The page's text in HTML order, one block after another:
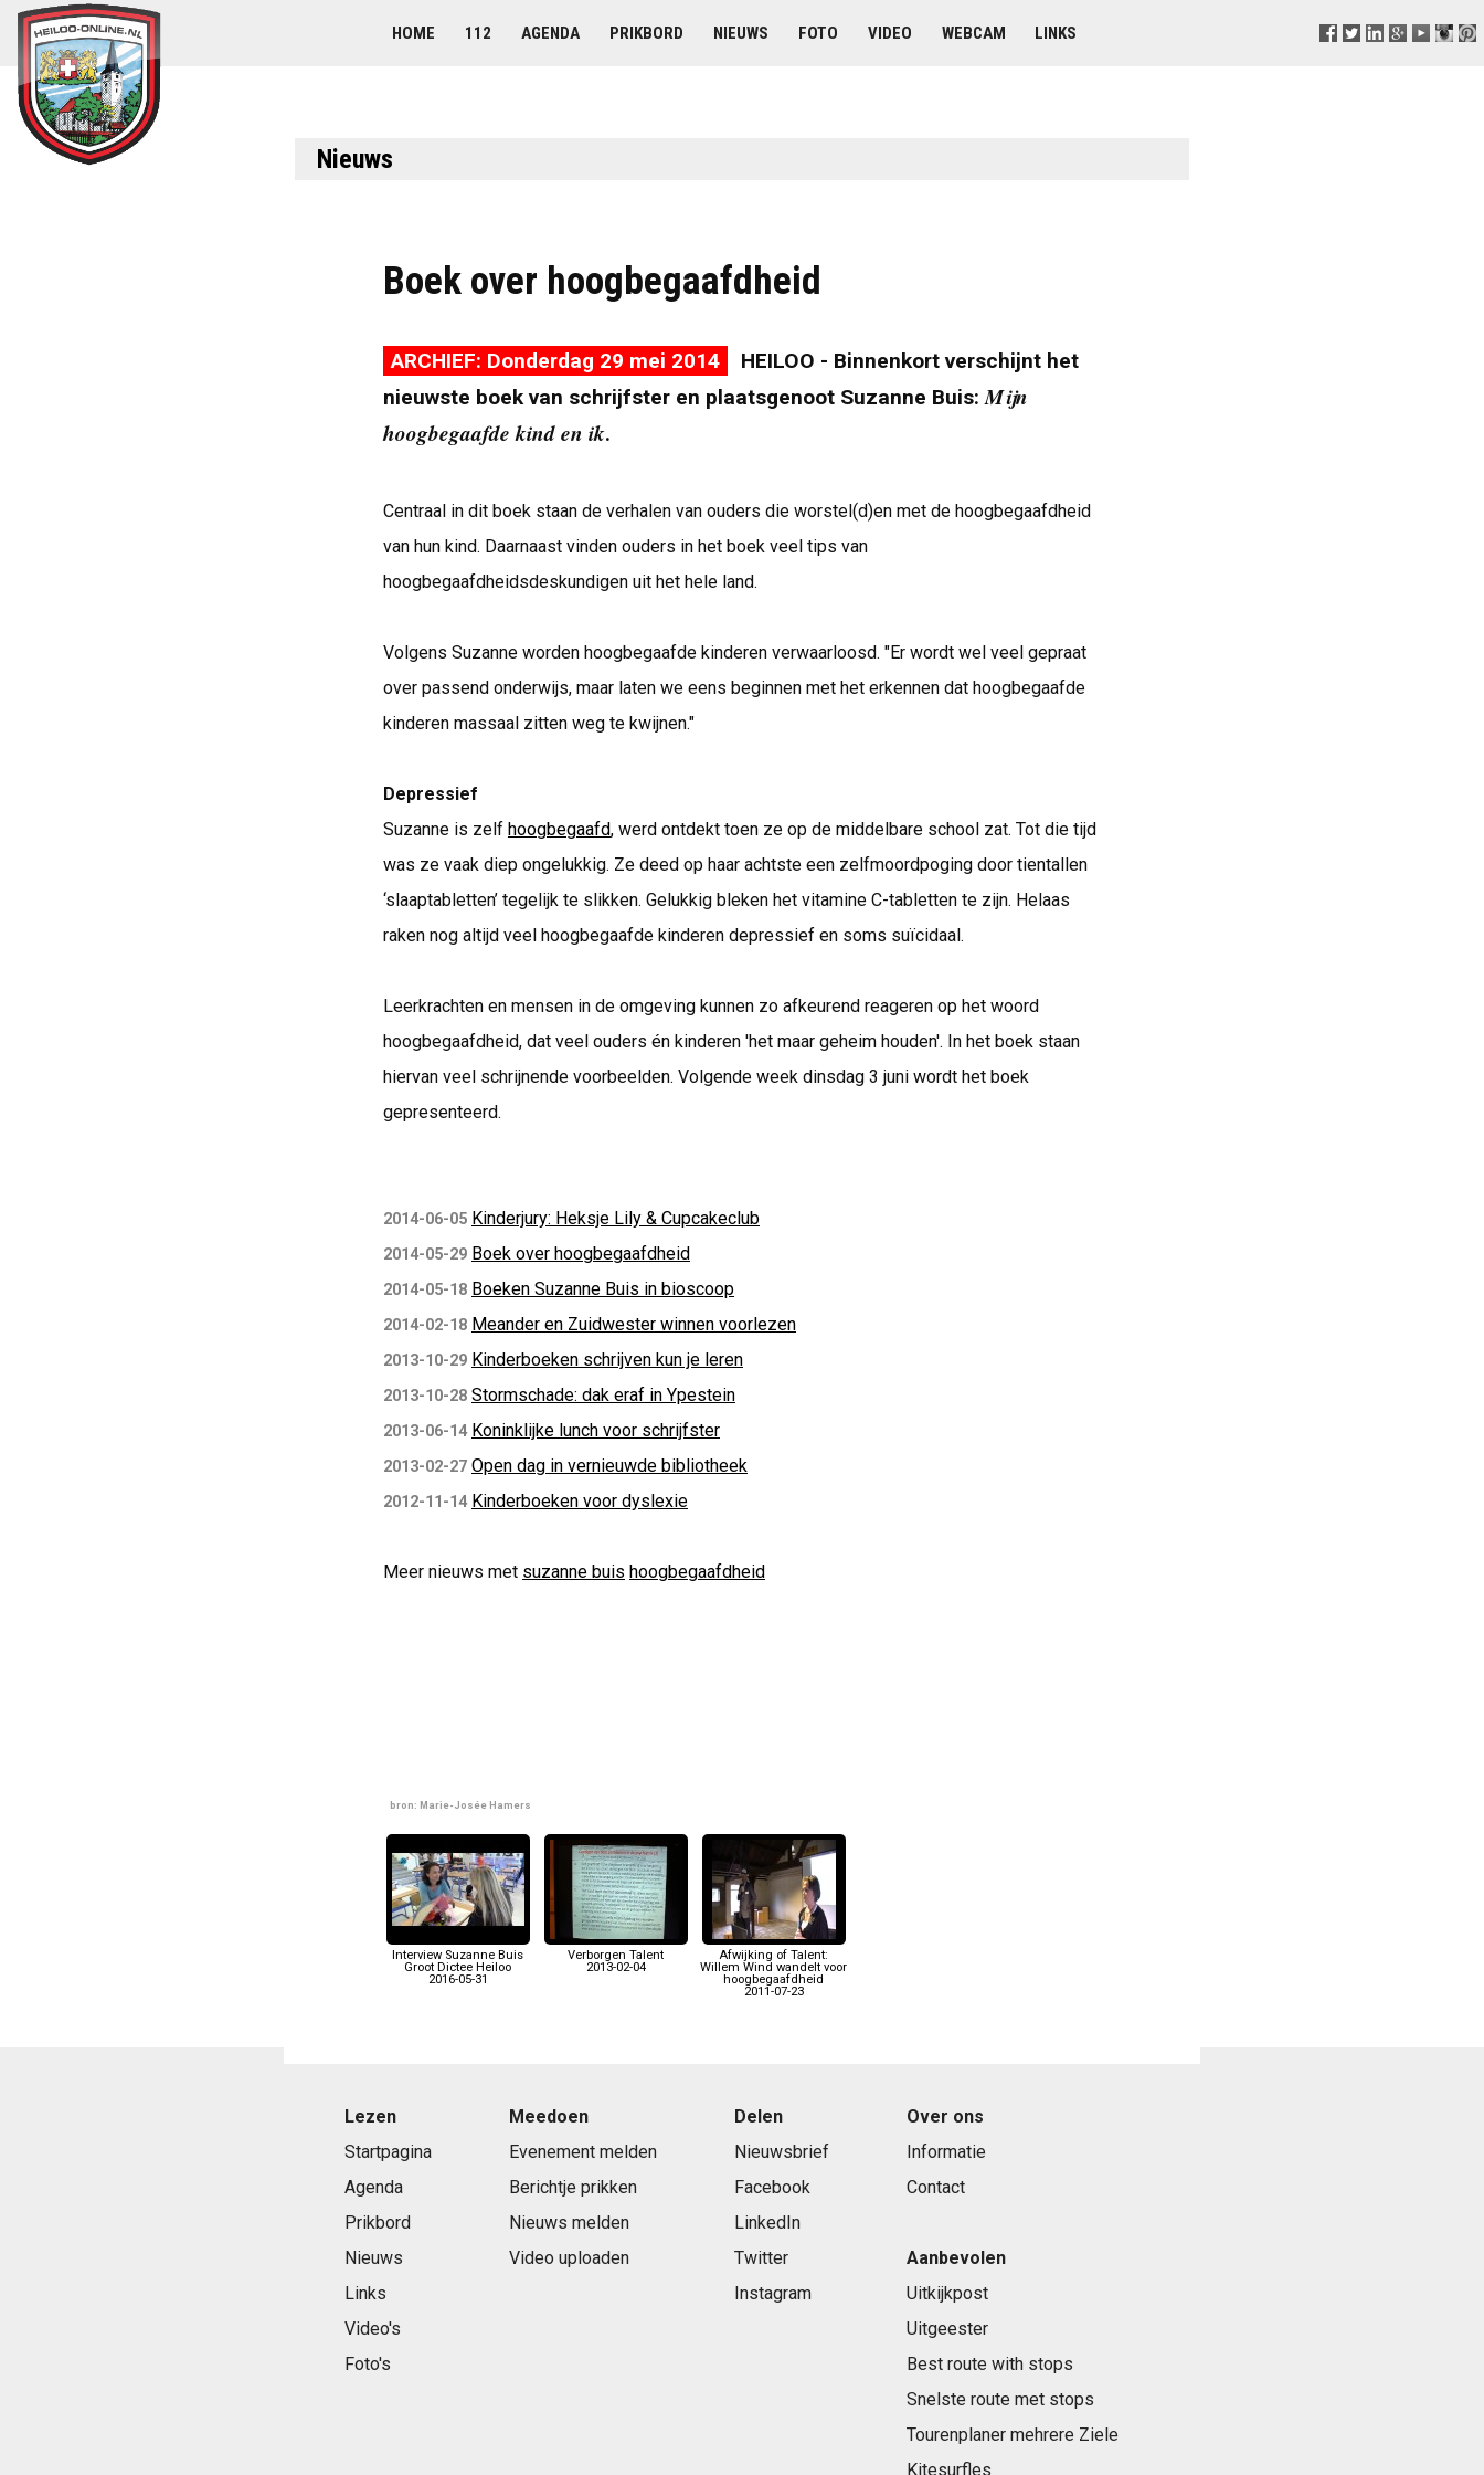
HOME 112 AGENDA PRIKBORD NIEUWS FOTO VIDEO WEBCAM LINKS
Nieuws
Boek over hoogbegaafdheid
ARCHIEF: Donderdag 29 mei 2014
HEILOO - Binnenkort verschijnt het
nieuwste boek van schrijfster en plaatsgenoot Suzanne Buis: Mijn
hoogbegaafde kind en ik.
Centraal in dit boek staan de verhalen van ouders die worstel(d)en met de hoogbegaafdheid
van hun kind. Daarnaast vinden ouders in het boek veel tips van
hoogbegaafdheidsdeskundigen uit het hele land.
Volgens Suzanne worden hoogbegaafde kinderen verwaarloosd. "Er wordt wel veel gepraat
over passend onderwijs, maar laten we eens beginnen met het erkennen dat hoogbegaafde
kinderen massaal zitten weg te kwijnen."
Depressief
Suzanne is zelf hoogbegaafd, werd ontdekt toen ze op de middelbare school zat. Tot die tijd
was ze vaak diep ongelukkig. Ze deed op haar achtste een zelfmoordpoging door tientallen
‘slaaptabletten’ tegelijk te slikken. Gelukkig bleken het vitamine C-tabletten te zijn. Helaas
raken nog altijd veel hoogbegaafde kinderen depressief en soms suïcidaal.
Leerkrachten en mensen in de omgeving kunnen zo afkeurend reageren op het woord
hoogbegaafdheid, dat veel ouders én kinderen 'het maar geheim houden'. In het boek staan
hiervan veel schrijnende voorbeelden. Volgende week dinsdag 3 juni wordt het boek
gepresenteerd.
2014-06-05 Kinderjury: Heksje Lily & Cupcakeclub
2014-05-29 Boek over hoogbegaafdheid
2014-05-18 Boeken Suzanne Buis in bioscoop
2014-02-18 Meander en Zuidwester winnen voorlezen
2013-10-29 Kinderboeken schrijven kun je leren
2013-10-28 Stormschade: dak eraf in Ypestein
2013-06-14 Koninklijke lunch voor schrijfster
2013-02-27 Open dag in vernieuwde bibliotheek
2012-11-14 Kinderboeken voor dyslexie
Meer nieuws met suzanne buis hoogbegaafdheid
bron: Marie-Josée Hamers
Interview Suzanne Buis
Groot Dictee Heiloo
2016-05-31
Verborgen Talent
2013-02-04
Afwijking of Talent:
Willem Wind wandelt voor
hoogbegaafdheid
2011-07-23
Lezen
Startpagina
Agenda
Prikbord
Nieuws
Links
Video's
Foto's
Meedoen
Evenement melden
Berichtje prikken
Nieuws melden
Video uploaden
Delen
Nieuwsbrief
Facebook
LinkedIn
Twitter
Instagram
Over ons
Informatie
Contact
Aanbevolen
Uitkijkpost
Uitgeester
Best route with stops
Snelste route met stops
Tourenplaner mehrere Ziele
Kitesurfles